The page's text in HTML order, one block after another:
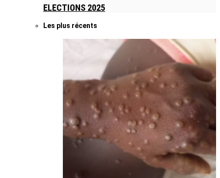
ELECTIONS 2025
Les plus récents